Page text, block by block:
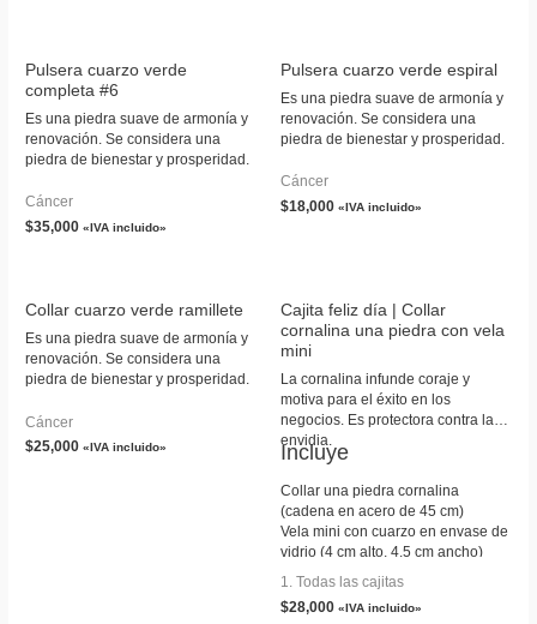
Pulsera cuarzo verde
completa #6
Es una piedra suave de armonía y
renovación. Se considera una
piedra de bienestar y prosperidad.
Cáncer
$35,000 «IVA incluido»
Pulsera cuarzo verde espiral
Es una piedra suave de armonía y
renovación. Se considera una
piedra de bienestar y prosperidad.
Cáncer
$18,000 «IVA incluido»
Collar cuarzo verde ramillete
Es una piedra suave de armonía y
renovación. Se considera una
piedra de bienestar y prosperidad.
Cáncer
$25,000 «IVA incluido»
Cajita feliz día | Collar
cornalina una piedra con vela
mini
La cornalina infunde coraje y
motiva para el éxito en los
negocios. Es protectora contra la
envidia.
Incluye
Collar una piedra cornalina
(cadena en acero de 45 cm)
Vela mini con cuarzo en envase de
vidrio (4 cm alto, 4.5 cm ancho)
Tarjeta personalizada
1. Todas las cajitas
$28,000 «IVA incluido»